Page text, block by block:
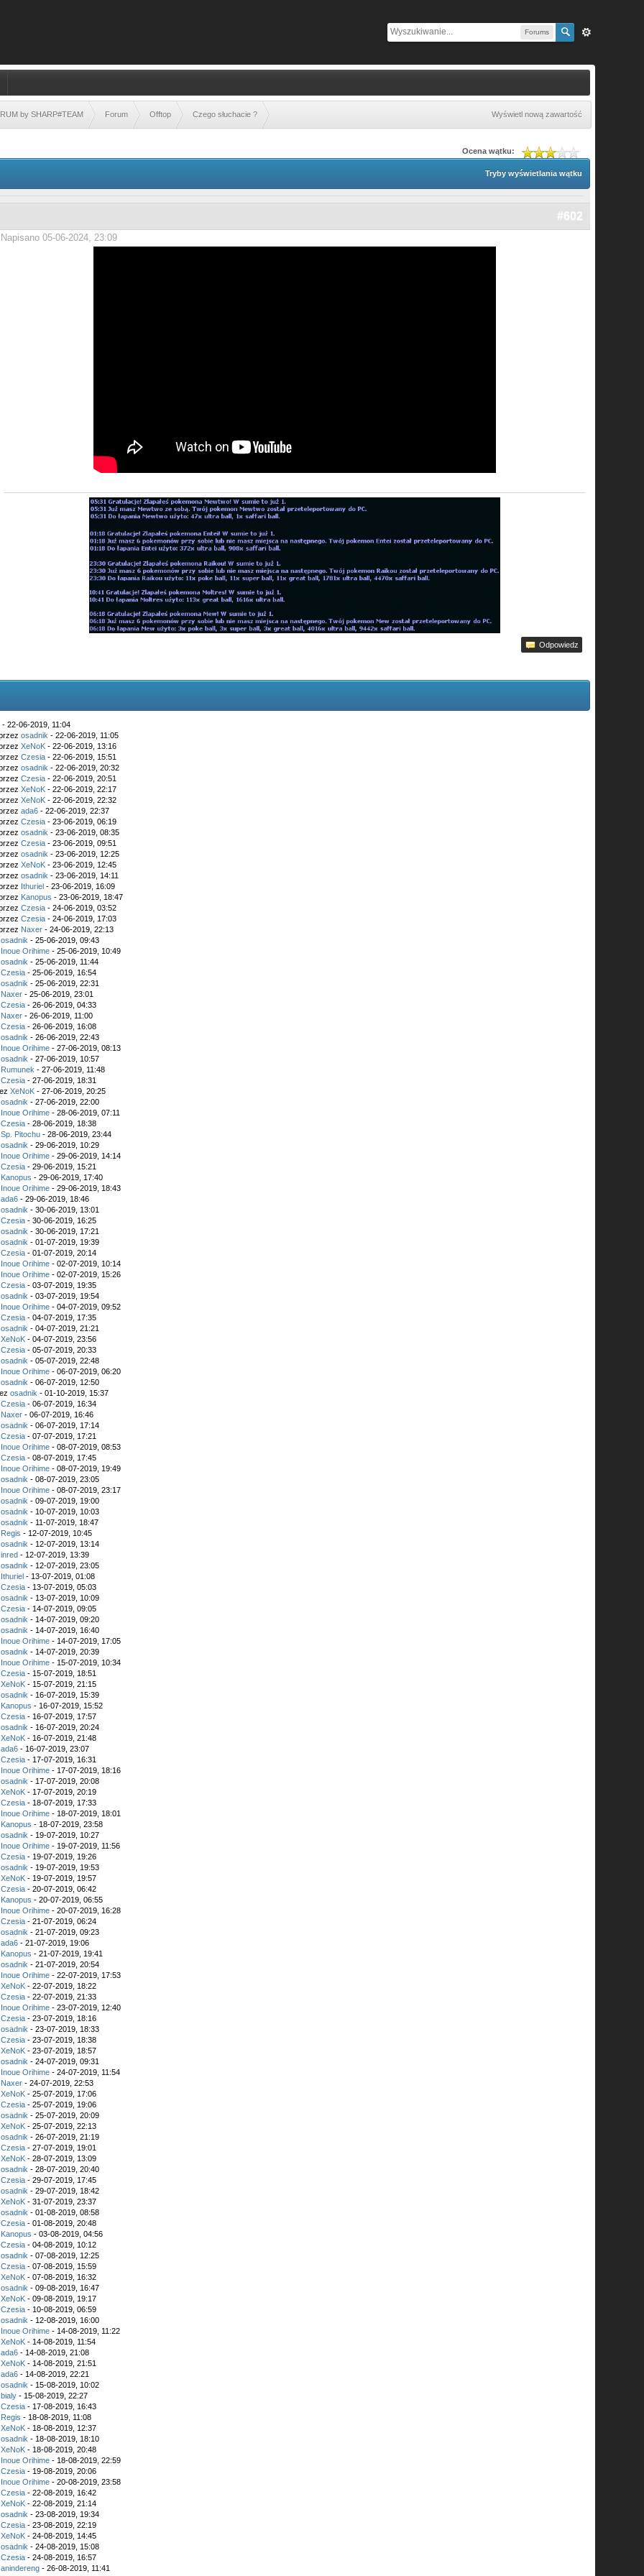
Forums
by SHARP#TEAM Forum Offtop Czego słuchacie ? Wyświetl nową zawartość
Ocena wątku:
Tryby wyświetlania wątku
#602
Napisano 05-06-2024, 23:09
Odpowiedz
- 22-06-2019, 11:04
osadnik - 22-06-2019, 11:05
XeNoK - 22-06-2019, 13:16
Czesia - 22-06-2019, 15:51
osadnik - 22-06-2019, 20:32
Czesia - 22-06-2019, 20:51
XeNoK - 22-06-2019, 22:17
XeNoK - 22-06-2019, 22:32
ada6 - 22-06-2019, 22:37
Czesia - 23-06-2019, 06:19
osadnik - 23-06-2019, 08:35
Czesia - 23-06-2019, 09:51
osadnik - 23-06-2019, 12:25
XeNoK - 23-06-2019, 12:45
osadnik - 23-06-2019, 14:11
Ithuriel - 23-06-2019, 16:09
Kanopus - 23-06-2019, 18:47
Czesia - 24-06-2019, 03:52
Czesia - 24-06-2019, 17:03
Naxer - 24-06-2019, 22:13
osadnik - 25-06-2019, 09:43
Inoue Orihime - 25-06-2019, 10:49
osadnik - 25-06-2019, 11:44
Czesia - 25-06-2019, 16:54
osadnik - 25-06-2019, 22:31
Naxer - 25-06-2019, 23:01
Czesia - 26-06-2019, 04:33
Naxer - 26-06-2019, 11:00
Czesia - 26-06-2019, 16:08
osadnik - 26-06-2019, 22:43
Inoue Orihime - 27-06-2019, 08:13
osadnik - 27-06-2019, 10:57
Rumunek - 27-06-2019, 11:48
Czesia - 27-06-2019, 18:31
XeNoK - 27-06-2019, 20:25
osadnik - 27-06-2019, 22:00
Inoue Orihime - 28-06-2019, 07:11
Czesia - 28-06-2019, 18:38
Sp. Pitochu - 28-06-2019, 23:44
osadnik - 29-06-2019, 10:29
Inoue Orihime - 29-06-2019, 14:14
Czesia - 29-06-2019, 15:21
Kanopus - 29-06-2019, 17:40
Inoue Orihime - 29-06-2019, 18:43
ada6 - 29-06-2019, 18:46
osadnik - 30-06-2019, 13:01
Czesia - 30-06-2019, 16:25
osadnik - 30-06-2019, 17:21
osadnik - 01-07-2019, 19:39
Czesia - 01-07-2019, 20:14
Inoue Orihime - 02-07-2019, 10:14
Inoue Orihime - 02-07-2019, 15:26
Czesia - 03-07-2019, 19:35
osadnik - 03-07-2019, 19:54
Inoue Orihime - 04-07-2019, 09:52
Czesia - 04-07-2019, 17:35
osadnik - 04-07-2019, 21:21
XeNoK - 04-07-2019, 23:56
Czesia - 05-07-2019, 20:33
osadnik - 05-07-2019, 22:48
Inoue Orihime - 06-07-2019, 06:20
osadnik - 06-07-2019, 12:50
osadnik - 01-10-2019, 15:37
Czesia - 06-07-2019, 16:34
Naxer - 06-07-2019, 16:46
osadnik - 06-07-2019, 17:14
Czesia - 07-07-2019, 17:21
Inoue Orihime - 08-07-2019, 08:53
Czesia - 08-07-2019, 17:45
Inoue Orihime - 08-07-2019, 19:49
osadnik - 08-07-2019, 23:05
Inoue Orihime - 08-07-2019, 23:17
osadnik - 09-07-2019, 19:00
osadnik - 10-07-2019, 10:03
osadnik - 11-07-2019, 18:47
Regis - 12-07-2019, 10:45
osadnik - 12-07-2019, 13:14
inred - 12-07-2019, 13:39
osadnik - 12-07-2019, 23:05
Ithuriel - 13-07-2019, 01:08
Czesia - 13-07-2019, 05:03
osadnik - 13-07-2019, 10:09
Czesia - 14-07-2019, 09:05
osadnik - 14-07-2019, 09:20
osadnik - 14-07-2019, 16:40
Inoue Orihime - 14-07-2019, 17:05
osadnik - 14-07-2019, 20:39
Inoue Orihime - 15-07-2019, 10:34
Czesia - 15-07-2019, 18:51
XeNoK - 15-07-2019, 21:15
osadnik - 16-07-2019, 15:39
Kanopus - 16-07-2019, 15:52
Czesia - 16-07-2019, 17:57
osadnik - 16-07-2019, 20:24
XeNoK - 16-07-2019, 21:48
ada6 - 16-07-2019, 23:07
Czesia - 17-07-2019, 16:31
Inoue Orihime - 17-07-2019, 18:16
osadnik - 17-07-2019, 20:08
XeNoK - 17-07-2019, 20:19
Czesia - 18-07-2019, 17:33
Inoue Orihime - 18-07-2019, 18:01
Kanopus - 18-07-2019, 23:58
osadnik - 19-07-2019, 10:27
Inoue Orihime - 19-07-2019, 11:56
Czesia - 19-07-2019, 19:26
osadnik - 19-07-2019, 19:53
XeNoK - 19-07-2019, 19:57
Czesia - 20-07-2019, 06:42
Kanopus - 20-07-2019, 06:55
Inoue Orihime - 20-07-2019, 16:28
Czesia - 21-07-2019, 06:24
osadnik - 21-07-2019, 09:23
ada6 - 21-07-2019, 19:06
Kanopus - 21-07-2019, 19:41
osadnik - 21-07-2019, 20:54
Inoue Orihime - 22-07-2019, 17:53
XeNoK - 22-07-2019, 18:22
Czesia - 22-07-2019, 21:33
Inoue Orihime - 23-07-2019, 12:40
Czesia - 23-07-2019, 18:16
osadnik - 23-07-2019, 18:33
Czesia - 23-07-2019, 18:38
XeNoK - 23-07-2019, 18:57
osadnik - 24-07-2019, 09:31
Inoue Orihime - 24-07-2019, 11:54
Naxer - 24-07-2019, 22:53
XeNoK - 25-07-2019, 17:06
Czesia - 25-07-2019, 19:06
osadnik - 25-07-2019, 20:09
XeNoK - 25-07-2019, 22:13
osadnik - 26-07-2019, 21:19
Czesia - 27-07-2019, 19:01
XeNoK - 28-07-2019, 13:09
osadnik - 28-07-2019, 20:40
Czesia - 29-07-2019, 17:45
osadnik - 29-07-2019, 18:42
XeNoK - 31-07-2019, 23:37
osadnik - 01-08-2019, 08:58
Czesia - 01-08-2019, 20:48
Kanopus - 03-08-2019, 04:56
Czesia - 04-08-2019, 10:12
osadnik - 07-08-2019, 12:25
Czesia - 07-08-2019, 15:59
XeNoK - 07-08-2019, 16:32
osadnik - 09-08-2019, 16:47
XeNoK - 09-08-2019, 19:17
Czesia - 10-08-2019, 06:59
osadnik - 12-08-2019, 16:00
Inoue Orihime - 14-08-2019, 11:22
XeNoK - 14-08-2019, 11:54
ada6 - 14-08-2019, 21:08
XeNoK - 14-08-2019, 21:51
ada6 - 14-08-2019, 22:21
osadnik - 15-08-2019, 10:02
bialy - 15-08-2019, 22:27
Czesia - 17-08-2019, 16:43
Regis - 18-08-2019, 11:08
XeNoK - 18-08-2019, 12:37
osadnik - 18-08-2019, 18:10
XeNoK - 18-08-2019, 20:48
Inoue Orihime - 18-08-2019, 22:59
Czesia - 19-08-2019, 20:06
Inoue Orihime - 20-08-2019, 23:58
Czesia - 22-08-2019, 16:42
XeNoK - 22-08-2019, 21:14
osadnik - 23-08-2019, 19:34
Czesia - 23-08-2019, 22:19
XeNoK - 24-08-2019, 14:45
osadnik - 24-08-2019, 15:08
Czesia - 24-08-2019, 16:57
anindereng - 26-08-2019, 11:41